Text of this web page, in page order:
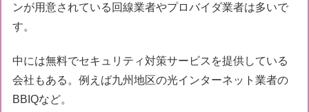
ンが用意されている回線業者やプロバイダ業者は多いで
す。
中には無料でセキュリティ対策サービスを提供している
会社もある。例えば九州地区の光インターネット業者の
BBIQなど。